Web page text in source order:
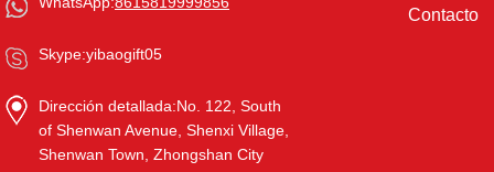
Skype:yibaogift05
Dirección detallada:No. 122, South
of Shenwan Avenue, Shenxi Village,
Shenwan Town, Zhongshan City
Contacto